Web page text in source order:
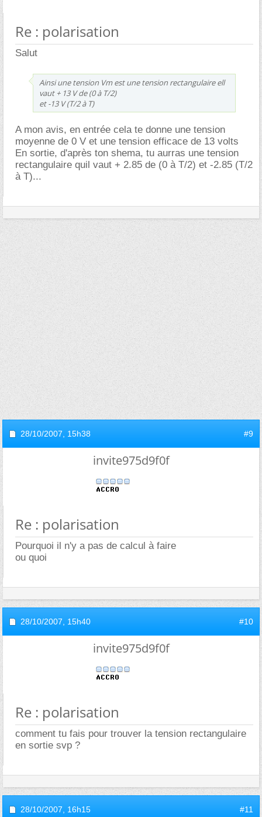
Re : polarisation
Salut
Ainsi une tension Vm est une tension rectangulaire ell
vaut + 13 V de (0 à T/2)
et -13 V (T/2 à T)
A mon avis, en entrée cela te donne une tension
moyenne de 0 V et une tension efficace de 13 volts
En sortie, d'après ton shema, tu aurras une tension
rectangulaire quil vaut + 2.85 de (0 à T/2) et -2.85 (T/2
à T)...
28/10/2007, 15h38 #9
invite975d9f0f
Re : polarisation
Pourquoi il n'y a pas de calcul à faire
ou quoi
28/10/2007, 15h40 #10
invite975d9f0f
Re : polarisation
comment tu fais pour trouver la tension rectangulaire
en sortie svp ?
28/10/2007, 16h15 #11